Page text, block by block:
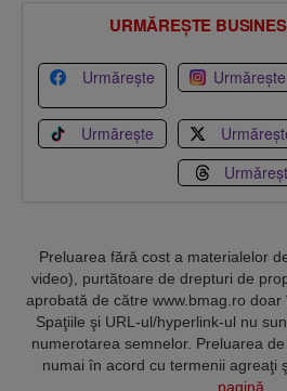
URMĂREȘTE
Urmărește Urmărește
Urmărește
Preluarea fără cost a materialelor
video), purtătoare de drepturi de
aprobată de către www.bmag.ro doar
Spaţiile şi URL-ul/hyperlink-ul nu
numerotarea semnelor. Preluarea
numai în acord cu termenii agreaţi
pagină